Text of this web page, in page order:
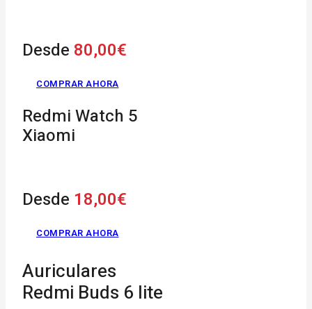
Desde 80,00€
COMPRAR AHORA
Redmi Watch 5
Xiaomi
Desde 18,00€
COMPRAR AHORA
Auriculares
Redmi Buds 6 lite